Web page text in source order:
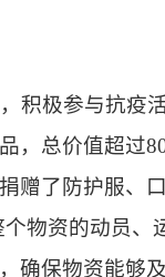
积极参与抗疫
，总价值超过
赠了防护服、
个物资的动员、
确保物资能够